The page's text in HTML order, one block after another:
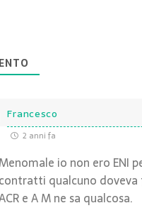
Francesco
2 anni fa
io non ero ENI
contratti qualcuno doveva
e A M ne sa qualcosa.